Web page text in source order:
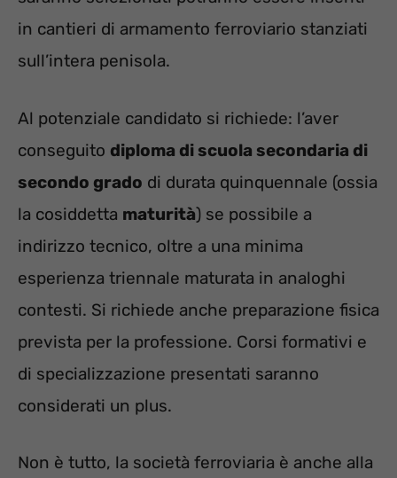
in cantieri di armamento ferroviario stanziati
sull’intera penisola.
Al potenziale candidato si richiede: l’aver
conseguito diploma di scuola secondaria di
secondo grado di durata quinquennale (ossia
la cosiddetta maturità) se possibile a
indirizzo tecnico, oltre a una minima
esperienza triennale maturata in analoghi
contesti. Si richiede anche preparazione fisica
prevista per la professione. Corsi formativi e
di specializzazione presentati saranno
considerati un plus.
Non è tutto, la società ferroviaria è anche alla